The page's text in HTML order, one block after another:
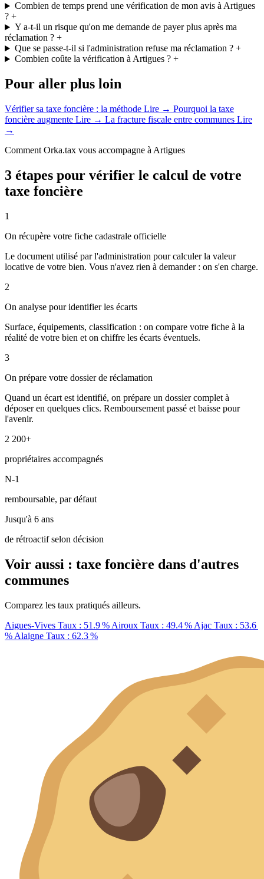
Combien de temps prend une vérification de mon avis à Artigues
? +
Y a-t-il un risque qu'on me demande de payer plus après ma
réclamation ? +
Que se passe-t-il si l'administration refuse ma réclamation ?+
Combien coûte la vérification à Artigues ?+
Pour aller plus loin
Vérifier sa taxe foncière : la méthode Lire → Pourquoi la taxe
foncière augmente Lire → La fracture fiscale entre communes Lire
→
Comment Orka.tax vous accompagne à Artigues
3 étapes pour vérifier le calcul de votre
taxe foncière
1
On récupère votre fiche cadastrale officielle
Le document utilisé par l'administration pour calculer la valeur
locative de votre bien. Vous n'avez rien à demander : on s'en charge.
2
On analyse pour identifier les écarts
Surface, équipements, classification : on compare votre fiche à la
réalité de votre bien et on chiffre les écarts éventuels.
3
On prépare votre dossier de réclamation
Quand un écart est identifié, on prépare un dossier complet à
déposer en quelques clics. Remboursement passé et baisse pour
l'avenir.
2 200+
propriétaires accompagnés
N-1
remboursable, par défaut
Jusqu'à 6 ans
de rétroactif selon décision
Voir aussi : taxe foncière dans d'autres
communes
Comparez les taux pratiqués ailleurs.
Aigues-Vives Taux : 51.9 % Airoux Taux : 49.4 % Ajac Taux : 53.6
% Alaigne Taux : 62.3 %